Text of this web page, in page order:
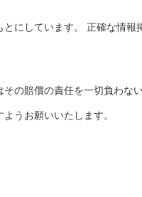
とにしています。 正確な情報
その賠償の責任を一切負わな
うお願いいたします。